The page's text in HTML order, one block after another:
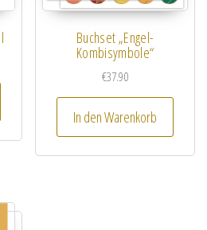
Buchset „Engel-
Kombisymbole“
€37.90
In den Warenkorb